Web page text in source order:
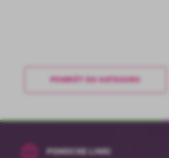
POWRÓTDO KATEGORII
POMOCNE LINKI